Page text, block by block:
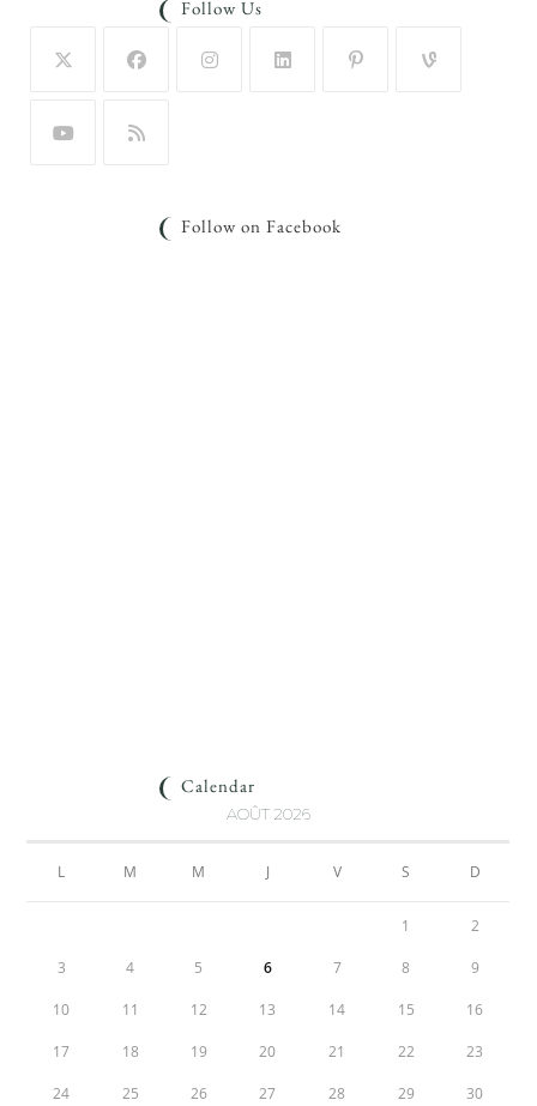
Follow Us
Follow on Facebook
Calendar
AOÛT 2026
L M M J V S D
1 2
3 4 5 6 7 8 9
10 11 12 13 14 15 16
17 18 19 20 21 22 23
24 25 26 27 28 29 30